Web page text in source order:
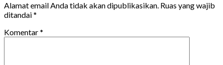
Alamat email Anda tidak akan dipublikasikan. Ruas yang wajib
ditandai*
Komentar*